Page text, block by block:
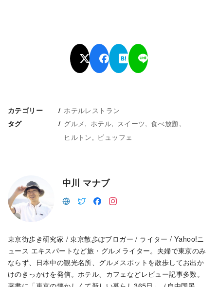
カテゴリー ホテルレストラン
タグ グルメ ホテル スイーツ
食べ放題
ヒルトン
ビュッフェ
中川 マナブ
東京街歩き研究家 / 東京散歩ぽブロガー / ライター / Yahoo!ニ
ュース エキスパートなど旅・グルメライター。夫婦で東京のみ
ならず、日本中の観光名所、グルメスポットを散歩してお出か
けのきっかけを発信。ホテル、カフェなどレビュー記事多数。